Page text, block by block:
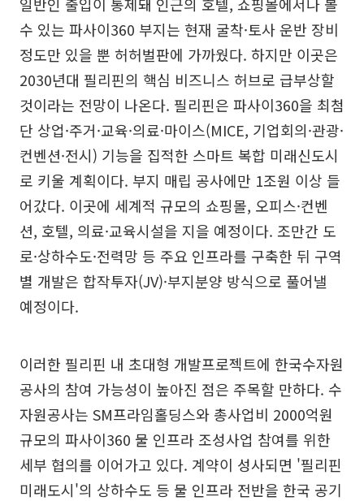
수 있는 파사이360 부지는 현재 굴착·토사 운반 장비
정도만 있을 뿐 허허벌판에 가까웠다. 하지만 이곳은
2030년대 필리핀의 핵심 비즈니스 허브로 급부상할
것이라는 전망이 나온다. 필리핀은 파사이360을 최첨
단 상업·주거·교육·의료·마이스(MICE, 기업회의·관광·
컨벤션·전시) 기능을 집적한 스마트 복합 미래신도시
로 키울 계획이다. 부지 매립 공사에만 1조원 이상 들
어갔다. 이곳에 세계적 규모의 쇼핑몰, 오피스·컨벤
션, 호텔, 의료·교육시설을 지을 예정이다. 조만간 도
로·상하수도·전력망 등 주요 인프라를 구축한 뒤 구역
별 개발은 합작투자(JV)·부지분양 방식으로 풀어낼
예정이다.
이러한 필리핀 내 초대형 개발프로젝트에 한국수자원
공사의 참여 가능성이 높아진 점은 주목할 만하다. 수
자원공사는 SM프라임홀딩스와 총사업비 2000억원
규모의 파사이360 물 인프라 조성사업 참여를 위한
세부 협의를 이어가고 있다. 계약이 성사되면 '필리핀
미래도시'의 상하수도 등 물 인프라 전반을 한국 공기